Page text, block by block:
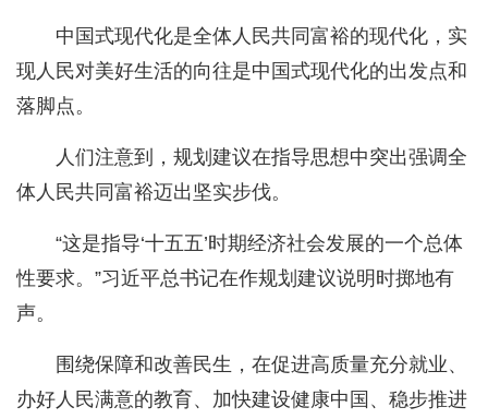
中国式现代化是全体人民共同富裕的现代化，实
现人民对美好生活的向往是中国式现代化的出发点和
落脚点。
人们注意到，规划建议在指导思想中突出强调全
体人民共同富裕迈出坚实步伐。
“这是指导‘十五五’时期经济社会发展的一个总体
性要求。”习近平总书记在作规划建议说明时掷地有
声。
围绕保障和改善民生，在促进高质量充分就业、
办好人民满意的教育、加快建设健康中国、稳步推进